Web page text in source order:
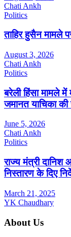
Chati Ankh
Politics
ताहिर हुसैन मामले
August 3, 2026
Chati Ankh
Politics
बरेली हिंसा मामले में
जमानत याचिका की
June 5, 2026
Chati Ankh
Politics
राज्य मंत्री
निस्तारण के दिए
March 21, 2025
YK Chaudhary
About Us